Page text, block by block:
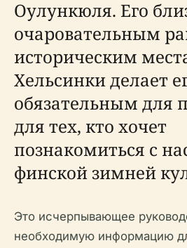
Оулункюля. Его
очаровательным
историческим
Хельсинки делает
обязательным для
для тех, кто хочет
познакомиться с
финской зимней
Это исчерпывающее
необходимую информацию